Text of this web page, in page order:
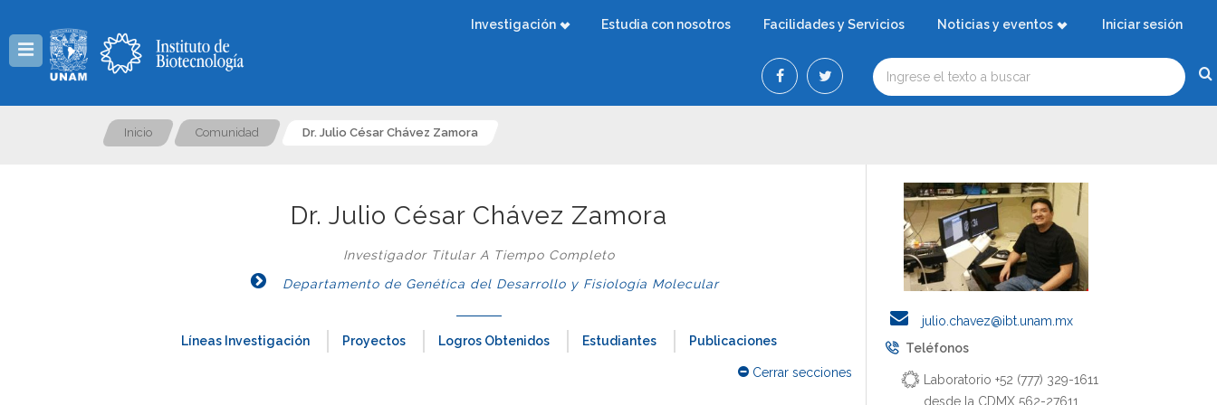
Investigación Estudia con nosotros Facilidades y Servicios Noticias y eventos Iniciar sesión
Inicio Comunidad Dr. Julio César Chávez Zamora
Dr. Julio César Chávez Zamora
Investigador Titular A Tiempo Completo
Departamento de Genética del Desarrollo y Fisiología Molecular
Líneas Investigación Proyectos Logros Obtenidos Estudiantes Publicaciones
Cerrar secciones
julio.chavez@ibt.unam.mx
Teléfonos
Laboratorio +52 (777) 329-1611
desde la CDMX 562-27611